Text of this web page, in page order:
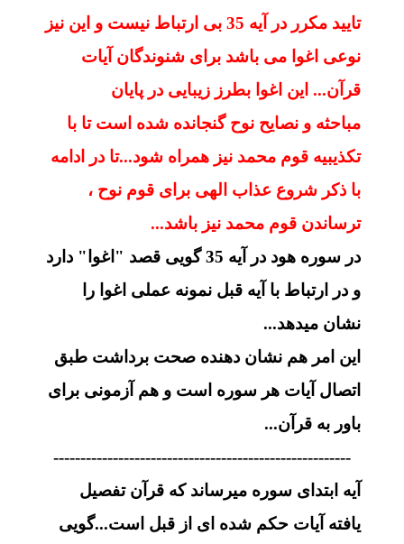
تایید مکرر در آیه 35 بی ارتباط نیست و این نیز
نوعی اغوا می باشد برای شنوندگان آیات
قرآن... این اغوا بطرز زیبایی در پایان
مباحثه و نصایح نوح گنجانده شده است تا با
تکذیبیه قوم محمد نیز همراه شود...تا در ادامه
با ذکر شروع عذاب الهی برای قوم نوح ،
ترساندن قوم محمد نیز باشد...
در سوره هود در آیه 35 گویی قصد "اغوا" دارد
و در ارتباط با آیه قبل نمونه عملی اغوا را
نشان میدهد...
این امر هم نشان دهنده صحت برداشت طبق
اتصال آیات هر سوره است و هم آزمونی برای
باور به قرآن...
-------------------------------------------------------
آیه ابتدای سوره میرساند که قرآن تفصیل
یافته آیات حکم شده ای از قبل است...گویی